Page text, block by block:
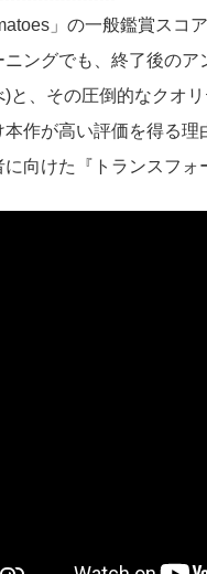
」の一般鑑賞スコ
ニングでも、終了後の
)と、その圧倒的なクオ
本作が高い評価を得る理
向けた『トランスフォ